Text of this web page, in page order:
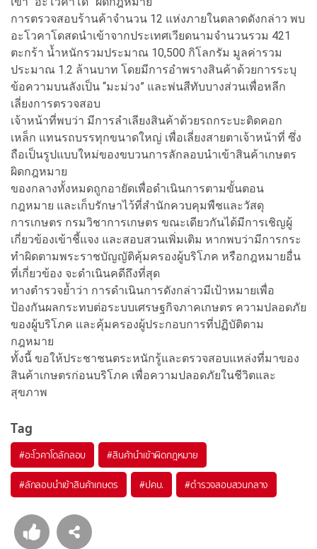
การตรวจสอบร้านค้าจำนวน 12 แห่งภายในตลาดดังกล่าว พบ
อะโวคาโดสดนำเข้าจากประเทศเวียดนามจำนวนรวม 421
ตะกร้า น้ำหนักรวมประมาณ 10,500 กิโลกรัม มูลค่ารวม
ประมาณ 1.2 ล้านบาท โดยมีการอำพรางสินค้าด้วยการระบุ
ข้อความบนลังเป็น “มะม่วง” และพ่นสีทับบางส่วนเพื่อหลีก
เลี่ยงการตรวจสอบ
เจ้าหน้าที่พบว่า มีการลำเลียงสินค้าด้วยรถกระบะติดคอก
เหล็ก แทนรถบรรทุกขนาดใหญ่ เพื่อเลี่ยงสายตาเจ้าหน้าที่ ซึ่ง
ถือเป็นรูปแบบใหม่ของขบวนการลักลอบนำเข้าสินค้าเกษตร
ผิดกฎหมาย
ของกลางทั้งหมดถูกอายัดเพื่อดำเนินการตามขั้นตอน
กฎหมาย และเก็บรักษาไว้ที่สำนักควบคุมพืชและวัสดุ
การเกษตร กรมวิชาการเกษตร ขณะเดียวกันได้มีการเชิญผู้
เกี่ยวข้องเข้าชี้แจง และสอบสวนเพิ่มเติม หากพบว่ามีการกระ
ทำผิดตามพระราชบัญญัติคุ้มครองผู้บริโภค หรือกฎหมายอื่น
ที่เกี่ยวข้อง จะดำเนินคดีถึงที่สุด
ทางตำรวจย้ำว่า การดำเนินการดังกล่าวมีเป้าหมายเพื่อ
ป้องกันผลกระทบต่อระบบเศรษฐกิจภาคเกษตร ความปลอดภัย
ของผู้บริโภค และคุ้มครองผู้ประกอบการที่ปฏิบัติตาม
กฎหมาย
ทั้งนี้ ขอให้ประชาชนตระหนักรู้และตรวจสอบแหล่งที่มาของ
สินค้าเกษตรก่อนบริโภค เพื่อความปลอดภัยในชีวิตและ
สุขภาพ
Tag
#อะโวคาโดลักลอบ #สินค้านำเข้าผิดกฎหมาย
#ลักลอบนำเข้าสินค้าเกษตร #ปคบ. #ตำรวจสอบสวนกลาง